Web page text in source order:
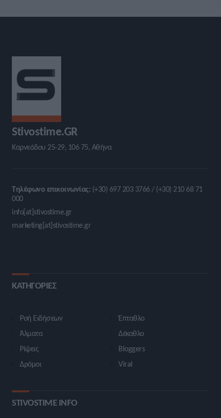
Stivostime.GR
Καρνεάδου 25-29, 106 75, Αθήνα
Τηλέφωνο επικοινωνίας: (+30) 697 203 3766 / (+30) 210 68 71
000
info[at]stivostime.gr
marketing[at]stivostime.gr
ΚΑΤΗΓΟΡΙΕΣ
Ροή Ειδήσεων
Άλματα
Ρίψεις
Δρόμοι
Έπταθλο
Δέκαθλο
Bloggers
Viral
STIVOSTIME INFO